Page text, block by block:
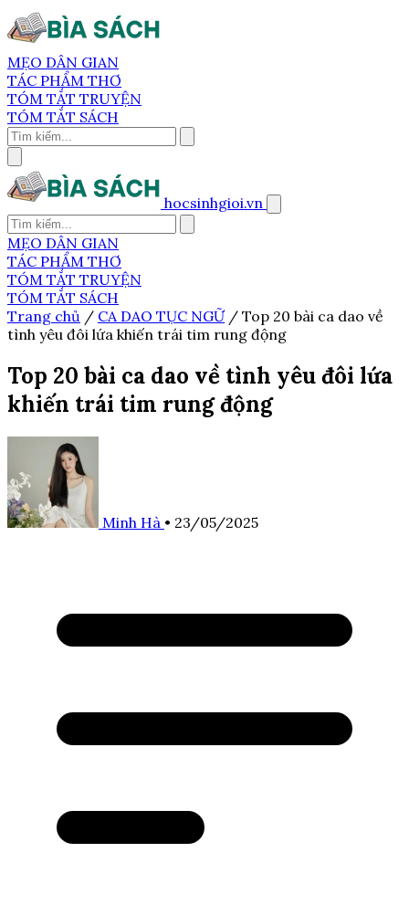
MẸO DÂN GIAN
TÁC PHẨM THƠ
TÓM TẮT TRUYỆN
TÓM TẮT SÁCH
hocsinhgioi.vn
MẸO DÂN GIAN
TÁC PHẨM THƠ
TÓM TẮT TRUYỆN
TÓM TẮT SÁCH
Trang chủ / CA DAO TỤC NGỮ / Top 20 bài ca dao về
tình yêu đôi lứa khiến trái tim rung động
Top 20 bài ca dao về tình yêu đôi lứa
khiến trái tim rung động
Minh Hà • 23/05/2025